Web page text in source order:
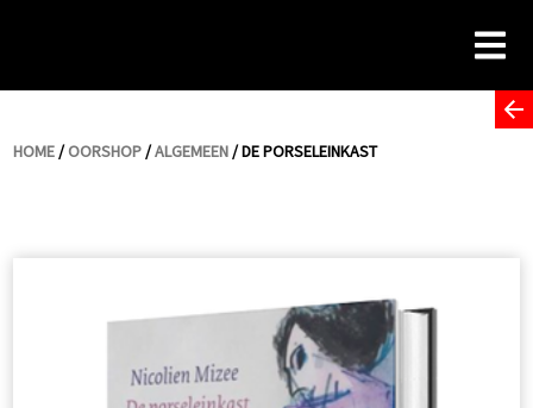
HOME/OORSHOP/ALGEMEEN/ DE PORSELEINKAST